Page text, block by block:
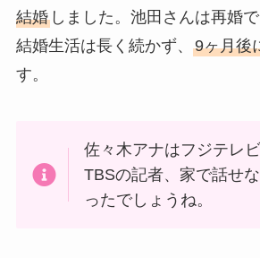
結婚しました。池田さんは再婚で
結婚生活は長く続かず、 9ヶ月後
す。
佐々木アナはフジテレ
TBSの記者、家で話せ
ったでしょうね。